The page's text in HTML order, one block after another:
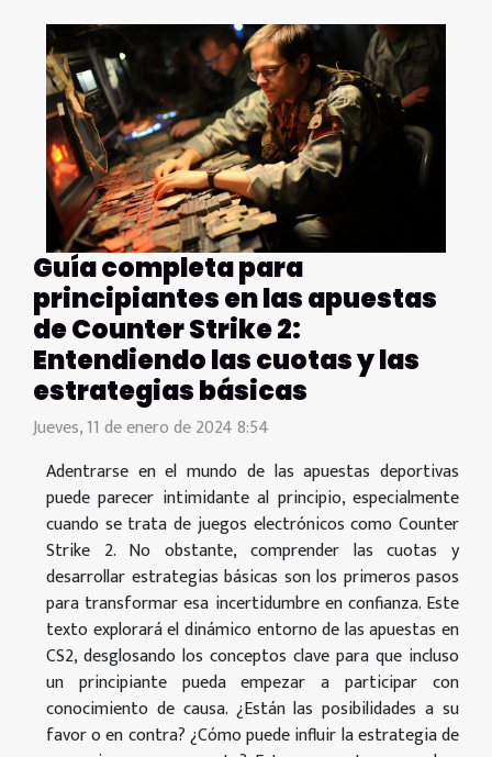
Guía completa para
principiantes en las apuestas
de Counter Strike 2:
Entendiendo las cuotas y las
estrategias básicas
Jueves, 11 de enero de 2024 8:54
Adentrarse en el mundo de las apuestas deportivas
puede parecer intimidante al principio, especialmente
cuando se trata de juegos electrónicos como Counter
Strike 2. No obstante, comprender las cuotas y
desarrollar estrategias básicas son los primeros pasos
para transformar esa incertidumbre en confianza. Este
texto explorará el dinámico entorno de las apuestas en
CS2, desglosando los conceptos clave para que incluso
un principiante pueda empezar a participar con
conocimiento de causa. ¿Están las posibilidades a su
favor o en contra? ¿Cómo puede influir la estrategia de